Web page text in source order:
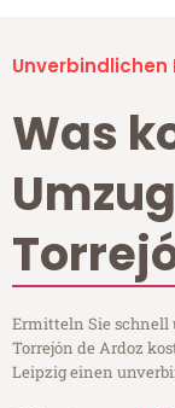
Was
Ermitteln Sie schnell
Torrejón de Ardoz
Leipzig einen